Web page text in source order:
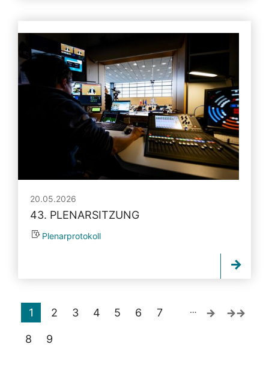
20.05.2026
43. PLENARSITZUNG
Plenarprotokoll
1 2 3 4 5 6 7
8 9
…